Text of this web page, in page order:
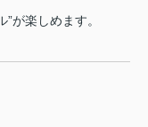
が楽しめます。